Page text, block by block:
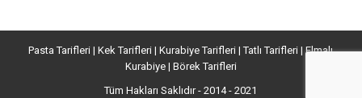
Pasta Tarifleri | Kek Tarifleri | Kurabiye Tarifleri | Tatlı Tarifleri | Elmalı
Kurabiye | Börek Tarifleri
Tüm Hakları Saklıdır - 2014 - 2021